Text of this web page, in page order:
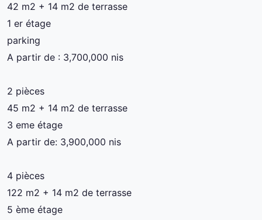
42 m2 + 14 m2 de terrasse
1 er étage
parking
A partir de : 3,700,000 nis
2 pièces
45 m2 + 14 m2 de terrasse
3 eme étage
A partir de: 3,900,000 nis
4 pièces
122 m2 + 14 m2 de terrasse
5 ème étage